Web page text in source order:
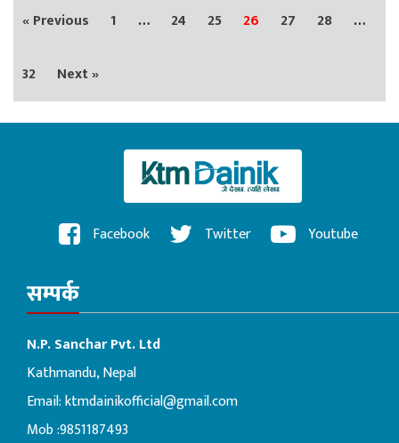
« Previous 1 … 24 25 26 27 28 …
32 Next »
Facebook Twitter Youtube
सम्पर्क
N.P. Sanchar Pvt. Ltd
Kathmandu, Nepal
Email:ktmdainikofficial@gmail.com
Mob :9851187493